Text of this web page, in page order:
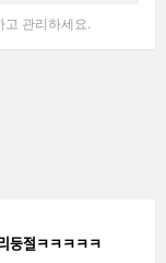
고 관리하세요.
ㅋㅋㅋㅋㅋ